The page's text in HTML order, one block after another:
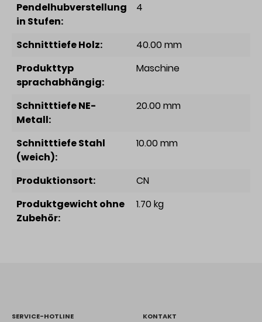
Pendelhubverstellung
in Stufen:
4
Schnitttiefe Holz:
40.00 mm
Produkttyp
sprachabhängig:
Maschine
Schnitttiefe NE-
Metall:
20.00 mm
Schnitttiefe Stahl
(weich):
10.00 mm
Produktionsort:
CN
Produktgewicht ohne
Zubehör:
1.70 kg
SERVICE-HOTLINE
KONTAKT